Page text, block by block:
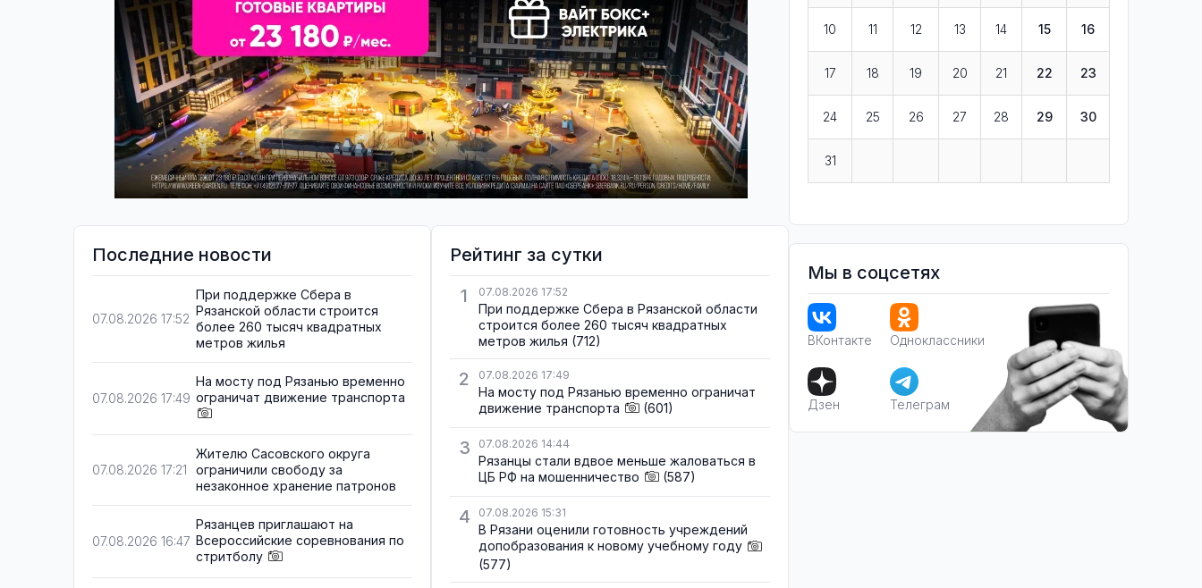
Последние новости
07.08.2026 17:52
При поддержке Сбера в
Рязанской области строится
более 260 тысяч квадратных
метров жилья
07.08.2026 17:49
На мосту под Рязанью временно
ограничат движение транспорта
07.08.2026 17:21
Жителю Сасовского округа
ограничили свободу за
незаконное хранение патронов
07.08.2026 16:47
Рязанцев приглашают на
Всероссийские соревнования по
стритболу
Рейтинг за сутки
1
07.08.2026 17:52
При поддержке Сбера в Рязанской области
строится более 260 тысяч квадратных
метров жилья (712)
2 07.08.2026 17:49
На мосту под Рязанью временно ограничат
движение транспорта
(601)
3 07.08.2026 14:44
Рязанцы стали вдвое меньше жаловаться в
ЦБ РФ на мошенничество
(587)
4 07.08.2026 15:31
В Рязани оценили готовность учреждений
допобразования к новому учебному году
(577)
10 11 12 13 14 15 16
17 18 19 20 21 22 23
24 25 26 27 28 29 30
31
Мы в соцсетях
ВКонтакте Одноклассники
Дзен Телеграм